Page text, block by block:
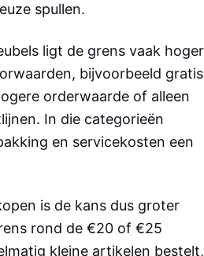
spullen.
ligt de grens vaak hoger
bijvoorbeeld gratis
orderwaarde of alleen
In die categorieën
en servicekosten een
is de kans dus groter
rond de €20 of €25
kleine artikelen bestelt,